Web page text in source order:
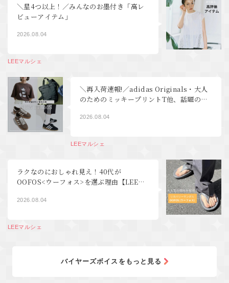
＼星4つ以上！／みんなのお墨付き「高レ
ビューアイテム」
2026.08.04
LEEマルシェ
＼再入荷速報!／adidas Originals・大人
のためのミッキープリントT他、話題の新
マルシェ】
2026.08.04
LEEマルシェ
ラクなのにおしゃれ見え！40代が
OOFOS<ウーフォス>を選ぶ理由【LEEマ
2026.08.04
LEEマルシェ
バイヤーズボイスをもっと見る